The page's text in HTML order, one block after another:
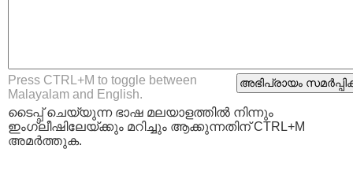
Press CTRL+M to toggle between
Malayalam and English.
ടൈപ്പ്‌ ചെയ്യുന്ന ഭാഷ മലയാളത്തില്‍ നിന്നും
ഇംഗ്ലീഷിലേയ്ക്കും മറിച്ചും ആക്കുന്നതിന് CTRL+M
അമര്‍ത്തുക.